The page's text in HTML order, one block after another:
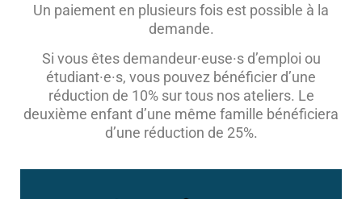
Un paiement en plusieurs fois est possible à la
demande.
Si vous êtes demandeur·euse·s d’emploi ou
étudiant·e·s, vous pouvez bénéficier d’une
réduction de 10% sur tous nos ateliers. Le
deuxième enfant d’une même famille bénéficiera
d’une réduction de 25%.